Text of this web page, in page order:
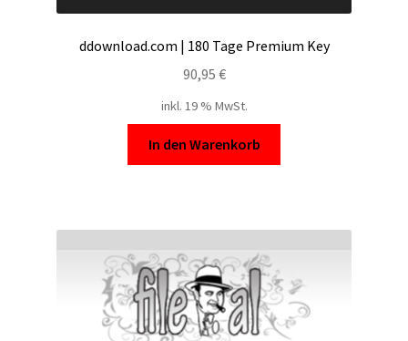
ddownload.com | 180 Tage Premium Key
90,95 €
inkl. 19 % MwSt.
In den Warenkorb